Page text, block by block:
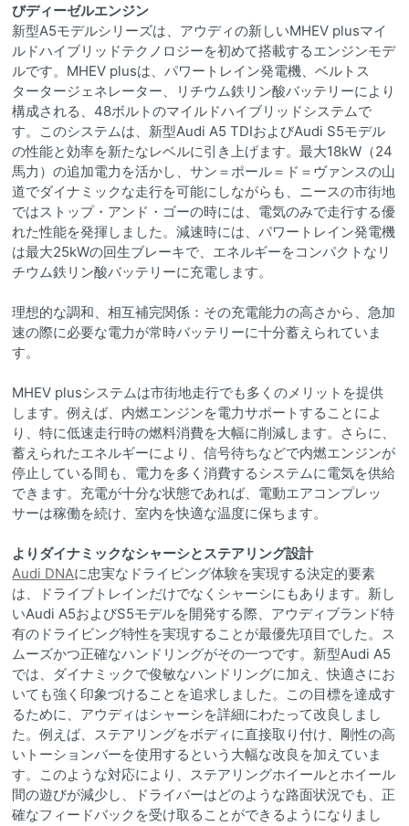
びディーゼルエンジン
新型A5モデルシリーズは、アウディの新しいMHEV plusマイ
ルドハイブリッドテクノロジーを初めて搭載するエンジンモデ
ルです。MHEV plusは、パワートレイン発電機、ベルトス
タータージェネレーター、リチウム鉄リン酸バッテリーにより
構成される、48ボルトのマイルドハイブリッドシステムで
す。このシステムは、新型Audi A5 TDIおよびAudi S5モデル
の性能と効率を新たなレベルに引き上げます。最大18kW（24
馬力）の追加電力を活かし、サン＝ポール＝ド＝ヴァンスの山
道でダイナミックな走行を可能にしながらも、ニースの市街地
ではストップ・アンド・ゴーの時には、電気のみで走行する優
れた性能を発揮しました。減速時には、パワートレイン発電機
は最大25kWの回生ブレーキで、エネルギーをコンパクトなリ
チウム鉄リン酸バッテリーに充電します。
理想的な調和、相互補完関係：その充電能力の高さから、急加
速の際に必要な電力が常時バッテリーに十分蓄えられていま
す。
MHEV plusシステムは市街地走行でも多くのメリットを提供
します。例えば、内燃エンジンを電力サポートすることによ
り、特に低速走行時の燃料消費を大幅に削減します。さらに、
蓄えられたエネルギーにより、信号待ちなどで内燃エンジンが
停止している間も、電力を多く消費するシステムに電気を供給
できます。充電が十分な状態であれば、電動エアコンプレッ
サーは稼働を続け、室内を快適な温度に保ちます。
よりダイナミックなシャーシとステアリング設計
Audi DNAに忠実なドライビング体験を実現する決定的要素
は、ドライブトレインだけでなくシャーシにもあります。新し
いAudi A5およびS5モデルを開発する際、アウディブランド特
有のドライビング特性を実現することが最優先項目でした。ス
ムーズかつ正確なハンドリングがその一つです。新型Audi A5
では、ダイナミックで俊敏なハンドリングに加え、快適さにお
いても強く印象づけることを追求しました。この目標を達成す
るために、アウディはシャーシを詳細にわたって改良しまし
た。例えば、ステアリングをボディに直接取り付け、剛性の高
いトーションバーを使用するという大幅な改良を加えていま
す。このような対応により、ステアリングホイールとホイール
間の遊びが減少し、ドライバーはどのような路面状況でも、正
確なフィードバックを受け取ることができるようになりまし